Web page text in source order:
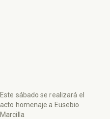
Este sábado se realizará el
acto homenaje a Eusebio
Marcilla